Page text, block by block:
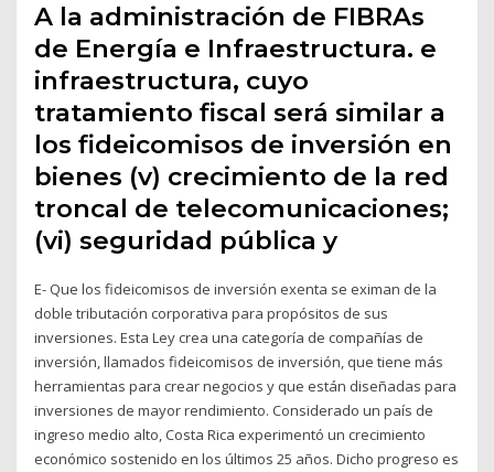
A la administración de FIBRAs
de Energía e Infraestructura. e
infraestructura, cuyo
tratamiento fiscal será similar a
los fideicomisos de inversión en
bienes (v) crecimiento de la red
troncal de telecomunicaciones;
(vi) seguridad pública y
E- Que los fideicomisos de inversión exenta se eximan de la
doble tributación corporativa para propósitos de sus
inversiones. Esta Ley crea una categoría de compañías de
inversión, llamados fideicomisos de inversión, que tiene más
herramientas para crear negocios y que están diseñadas para
inversiones de mayor rendimiento. Considerado un país de
ingreso medio alto, Costa Rica experimentó un crecimiento
económico sostenido en los últimos 25 años. Dicho progreso es